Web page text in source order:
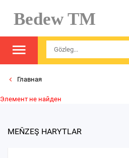
Bedew TM
Главная
Элемент не найден
MEŇZEŞ HARYTLAR